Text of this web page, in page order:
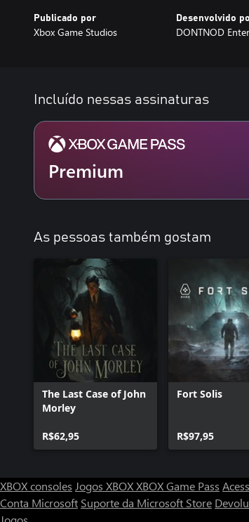
Narrativa com um propósito: A DONTNOD
pesquisa de campo e formaram parcerias com
Publicado por
Xbox Game Studios
Desenvolvido
DONTNOD
Incluído nessas assinaturas
Premium
As pessoas também gostam
The Last Case of John
Morley
R$62,95
Fort Solis
R$97,95
XBOX consoles Jogos XBOXXBOX Game Pass
Conta Microsoft Suporte da Microsoft Store